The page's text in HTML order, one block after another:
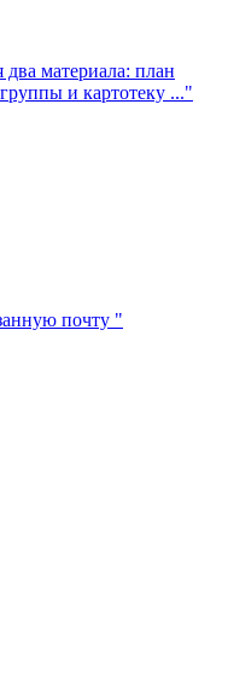
материала: план
и картотеку ..."
почту "